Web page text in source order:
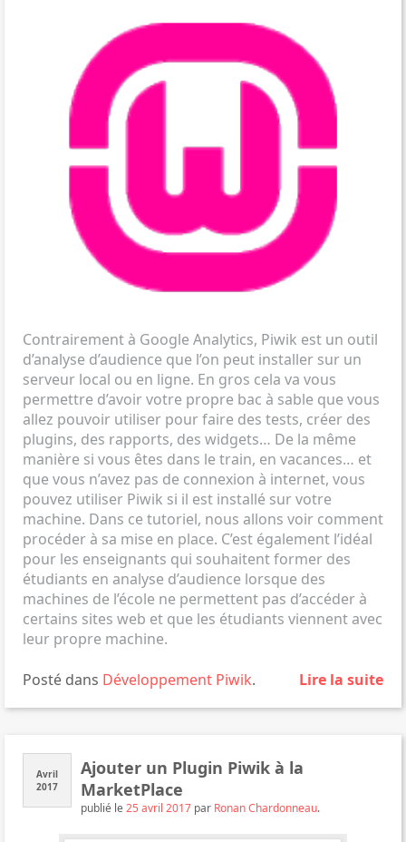
Posté dans Développement Piwik.
Contrairement à Google Analytics, Piwik est un outil
d’analyse d’audience que l’on peut installer sur un
serveur local ou en ligne. En gros cela va vous
permettre d’avoir votre propre bac à sable que vous
allez pouvoir utiliser pour faire des tests, créer des
plugins, des rapports, des widgets… De la même
manière si vous êtes dans le train, en vacances… et
que vous n’avez pas de connexion à internet, vous
pouvez utiliser Piwik si il est installé sur votre
machine. Dans ce tutoriel, nous allons voir comment
procéder à sa mise en place. C’est également l’idéal
pour les enseignants qui souhaitent former des
étudiants en analyse d’audience lorsque des
machines de l’école ne permettent pas d’accéder à
certains sites web et que les étudiants viennent avec
leur propre machine.
Lire la suite
Avril
2017
Ajouter un Plugin Piwik à la
MarketPlace
publié le25 avril 2017 par Ronan Chardonneau.